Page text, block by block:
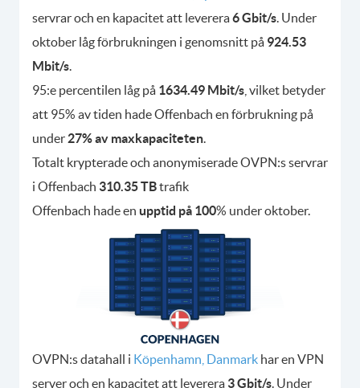
servrar och en kapacitet att leverera6 Gbit/s. Under
oktober låg förbrukningen i genomsnitt på 924.53
Mbit/s.
95:e percentilen låg på 1634.49 Mbit/s , vilket betyder
att 95% av tiden hade Offenbach en förbrukning på
under 27% av maxkapaciteten.
Totalt krypterade och anonymiserade OVPN:s servrar
i Offenbach 310.35 TBtrafik
Offenbach hade en upptid på 100% under oktober.
OVPN:s datahall i Köpenhamn, Danmark har en VPN
server och en kapacitet att leverera 3 Gbit/s . Under